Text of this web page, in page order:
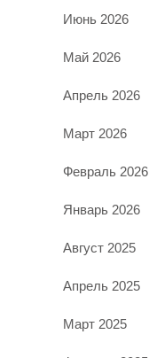
Июнь 2026
Май 2026
Апрель 2026
Март 2026
Февраль 2026
Январь 2026
Август 2025
Апрель 2025
Март 2025